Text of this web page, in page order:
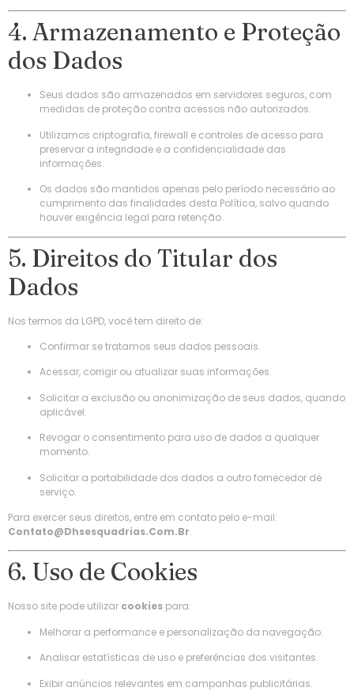
4. Armazenamento e Proteção
dos Dados
Seus dados são armazenados em servidores seguros, com
medidas de proteção contra acessos não autorizados.
Utilizamos criptografia, firewall e controles de acesso para
preservar a integridade e a confidencialidade das
informações.
Os dados são mantidos apenas pelo período necessário ao
cumprimento das finalidades desta Política, salvo quando
houver exigência legal para retenção.
5. Direitos do Titular dos
Dados
Nos termos da LGPD, você tem direito de:
Confirmar se tratamos seus dados pessoais.
Acessar, corrigir ou atualizar suas informações.
Solicitar a exclusão ou anonimização de seus dados, quando
aplicável.
Revogar o consentimento para uso de dados a qualquer
momento.
Solicitar a portabilidade dos dados a outro fornecedor de
serviço.
Para exercer seus direitos, entre em contato pelo e-mail:
Contato@dhsesquadrias.com.br.
6. Uso de Cookies
Nosso site pode utilizar cookies para:
Melhorar a performance e personalização da navegação.
Analisar estatísticas de uso e preferências dos visitantes.
Exibir anúncios relevantes em campanhas publicitárias.